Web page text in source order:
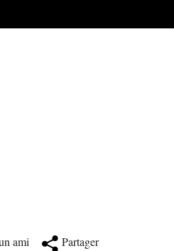
ami Partager